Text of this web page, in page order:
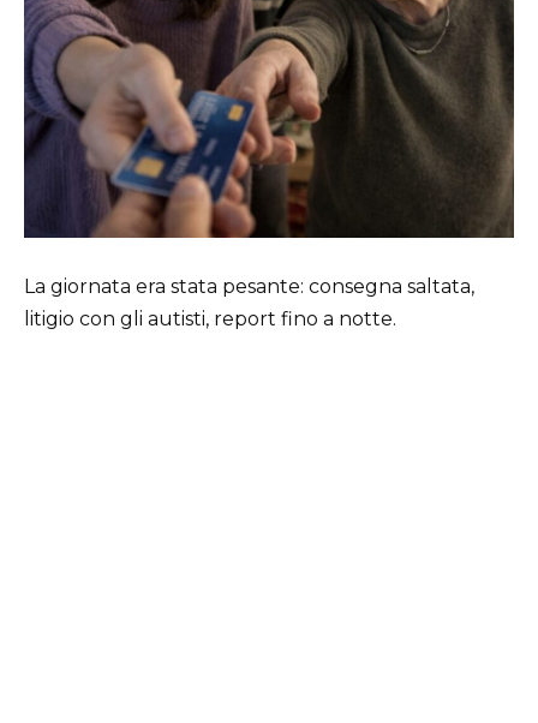
La giornata era stata pesante: consegna saltata,
litigio con gli autisti, report fino a notte.